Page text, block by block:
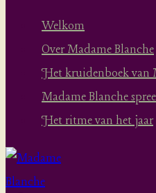
Welkom
Over Madame Blanche
Het kruidenboek van
Madame Blanche
Het ritme van het jaar